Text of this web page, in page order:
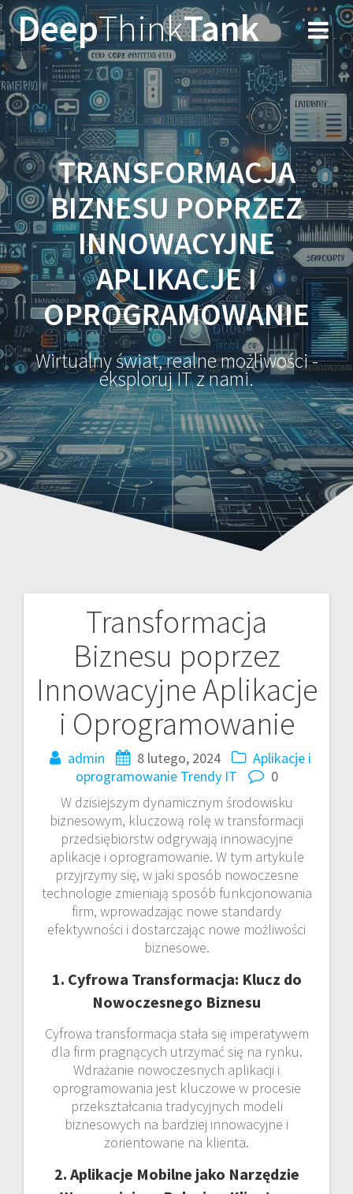
Przejdź
do
treści
DeepThinkTank
TRANSFORMACJA
BIZNESU POPRZEZ
INNOWACYJNE
APLIKACJE I
OPROGRAMOWANIE
Wirtualny świat, realne możliwości -
eksploruj IT z nami.
Transformacja
Biznesu poprzez
Innowacyjne Aplikacje
i Oprogramowanie
admin 8 lutego, 2024
Aplikacje i
oprogramowanie Trendy IT
0
W dzisiejszym dynamicznym środowisku
biznesowym, kluczową rolę w transformacji
przedsiębiorstw odgrywają innowacyjne
aplikacje i oprogramowanie. W tym artykule
przyjrzymy się, w jaki sposób nowoczesne
technologie zmieniają sposób funkcjonowania
firm, wprowadzając nowe standardy
efektywności i dostarczając nowe możliwości
biznesowe.
1. Cyfrowa Transformacja: Klucz do
Nowoczesnego Biznesu
Cyfrowa transformacja stała się imperatywem
dla firm pragnących utrzymać się na rynku.
Wdrażanie nowoczesnych aplikacji i
oprogramowania jest kluczowe w procesie
przekształcania tradycyjnych modeli
biznesowych na bardziej innowacyjne i
zorientowane na klienta.
2. Aplikacje Mobilne jako Narzędzie
Nawigacja
wpisu